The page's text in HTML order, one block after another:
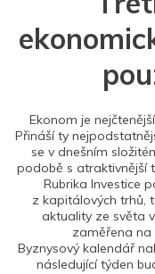
Ekonom je
Přináší ty
se v dnešním
podobě s atraktivnější
Rubrika Investice
z kapitálových trhů,
aktuality ze světa
zaměřena na
Byznysový kalendář
následující týden